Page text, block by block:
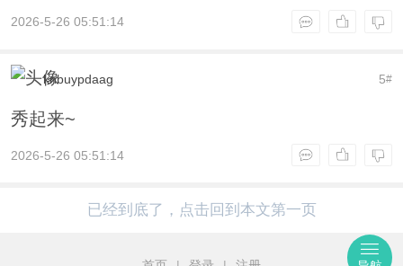
2026-5-26 05:51:14
5#
knbuypdaag
秀起来~
2026-5-26 05:51:14
已经到底了，点击回到本文第一页